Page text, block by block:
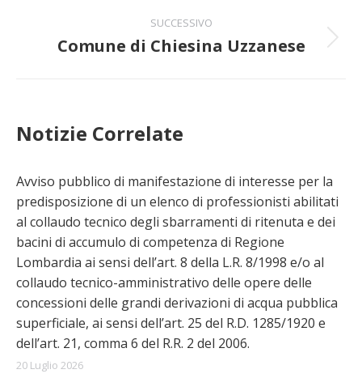
post
SUCCESSIVO
Prossimo
Comune di Chiesina Uzzanese
Notizie Correlate
Avviso pubblico di manifestazione di interesse per la
predisposizione di un elenco di professionisti abilitati
al collaudo tecnico degli sbarramenti di ritenuta e dei
bacini di accumulo di competenza di Regione
Lombardia ai sensi dell’art. 8 della L.R. 8/1998 e/o al
collaudo tecnico-amministrativo delle opere delle
concessioni delle grandi derivazioni di acqua pubblica
superficiale, ai sensi dell’art. 25 del R.D. 1285/1920 e
dell’art. 21, comma 6 del R.R. 2 del 2006.
20 Luglio 2026